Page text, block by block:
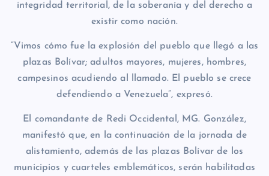
integridad territorial, de la soberanía y del derecho a
existir como nación.
“Vimos cómo fue la explosión del pueblo que llegó a las
plazas Bolívar; adultos mayores, mujeres, hombres,
campesinos acudiendo al llamado. El pueblo se crece
defendiendo a Venezuela”, expresó.
El comandante de Redi Occidental, MG. González,
manifestó que, en la continuación de la jornada de
alistamiento, además de las plazas Bolívar de los
municipios y cuarteles emblemáticos, serán habilitadas